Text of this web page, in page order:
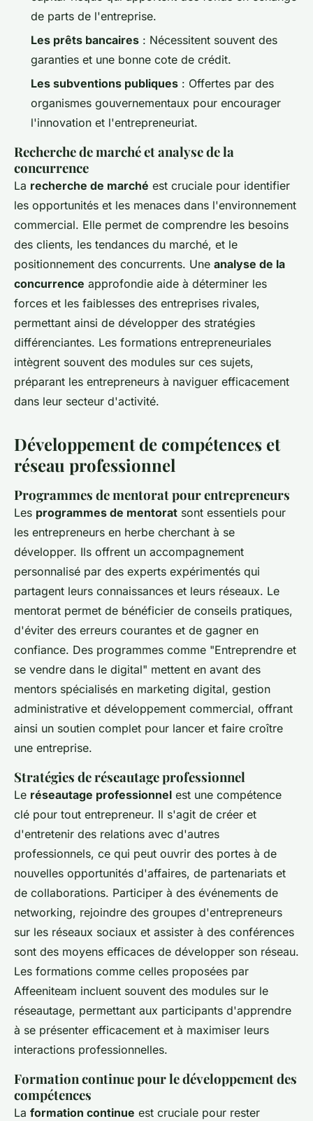
de parts de l'entreprise.
Les prêts bancaires : Nécessitent souvent des
garanties et une bonne cote de crédit.
Les subventions publiques : Offertes par des
organismes gouvernementaux pour encourager
l'innovation et l'entrepreneuriat.
Recherche de marché et analyse de la
concurrence
La recherche de marché est cruciale pour identifier
les opportunités et les menaces dans l'environnement
commercial. Elle permet de comprendre les besoins
des clients, les tendances du marché, et le
positionnement des concurrents. Une analyse de la
concurrence approfondie aide à déterminer les
forces et les faiblesses des entreprises rivales,
permettant ainsi de développer des stratégies
différenciantes. Les formations entrepreneuriales
intègrent souvent des modules sur ces sujets,
préparant les entrepreneurs à naviguer efficacement
dans leur secteur d'activité.
Développement de compétences et
réseau professionnel
Programmes de mentorat pour entrepreneurs
Les programmes de mentorat sont essentiels pour
les entrepreneurs en herbe cherchant à se
développer. Ils offrent un accompagnement
personnalisé par des experts expérimentés qui
partagent leurs connaissances et leurs réseaux. Le
mentorat permet de bénéficier de conseils pratiques,
d'éviter des erreurs courantes et de gagner en
confiance. Des programmes comme "Entreprendre et
se vendre dans le digital" mettent en avant des
mentors spécialisés en marketing digital, gestion
administrative et développement commercial, offrant
ainsi un soutien complet pour lancer et faire croître
une entreprise.
Stratégies de réseautage professionnel
Le réseautage professionnel est une compétence
clé pour tout entrepreneur. Il s'agit de créer et
d'entretenir des relations avec d'autres
professionnels, ce qui peut ouvrir des portes à de
nouvelles opportunités d'affaires, de partenariats et
de collaborations. Participer à des événements de
networking, rejoindre des groupes d'entrepreneurs
sur les réseaux sociaux et assister à des conférences
sont des moyens efficaces de développer son réseau.
Les formations comme celles proposées par
Affeeniteam incluent souvent des modules sur le
réseautage, permettant aux participants d'apprendre
à se présenter efficacement et à maximiser leurs
interactions professionnelles.
Formation continue pour le développement des
compétences
La formation continue est cruciale pour rester